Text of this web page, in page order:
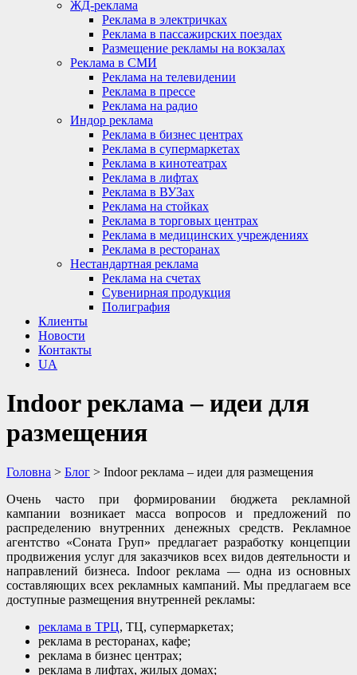
ЖД-реклама
Реклама в электричках
Реклама в пассажирских поездах
Размещение рекламы на вокзалах
Реклама в СМИ
Реклама на телевидении
Реклама в прессе
Реклама на радио
Индор реклама
Реклама в бизнес центрах
Реклама в супермаркетах
Реклама в кинотеатрах
Реклама в лифтах
Реклама в ВУЗах
Реклама на стойках
Реклама в торговых центрах
Реклама в медицинских учреждениях
Реклама в ресторанах
Нестандартная реклама
Реклама на счетах
Сувенирная продукция
Полиграфия
Клиенты
Новости
Контакты
UA
Indoor реклама – идеи для
размещения
Головна > Блог > Indoor реклама – идеи для размещения
Очень часто при формировании бюджета рекламной
кампании возникает масса вопросов и предложений по
распределению внутренних денежных средств. Рекламное
агентство «Соната Груп» предлагает разработку концепции
продвижения услуг для заказчиков всех видов деятельности и
направлений бизнеса. Indoor реклама — одна из основных
составляющих всех рекламных кампаний. Мы предлагаем все
доступные размещения внутренней рекламы:
реклама в ТРЦ, ТЦ, супермаркетах;
реклама в ресторанах, кафе;
реклама в бизнес центрах;
реклама в лифтах, жилых домах;